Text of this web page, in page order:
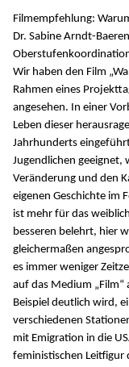
Filmempfehlung:
Dr. Sabine Arndt-
Wir haben den Film
Rahmen eines
angesehen. In einer
Leben dieser
Jahrhunderts
Jugendlichen geeignet,
Veränderung und den
eigenen Geschichte im
ist mehr für das
besseren belehrt, hier
gleichermaßen
es immer weniger
auf das Medium „Film“
Beispiel deutlich wird,
verschiedenen
mit Emigration in die
feministischen Leitfigur